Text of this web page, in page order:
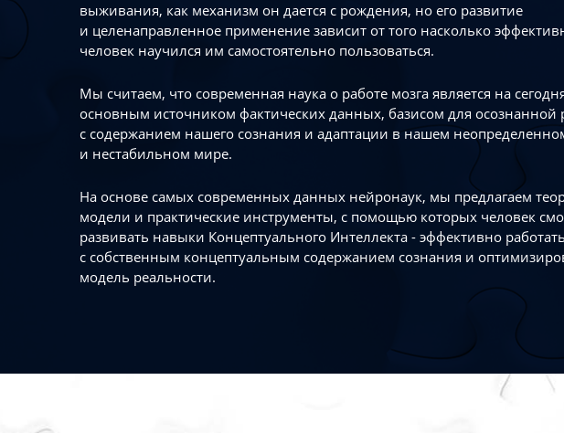
выживания, как механизм он дается с рождения, но его развитие
и целенаправленное применение зависит от того насколько
человек научился им самостоятельно пользоваться.
Мы считаем, что современная наука о работе мозга является на
основным источником фактических данных, базисом для осознанной
с содержанием нашего сознания и адаптации в нашем
и нестабильном мире.
На основе самых современных данных нейронаук, мы предлагаем
модели и практические инструменты, с помощью которых человек
развивать навыки Концептуального Интеллекта - эффективно работать
с собственным концептуальным содержанием сознания и
модель реальности.